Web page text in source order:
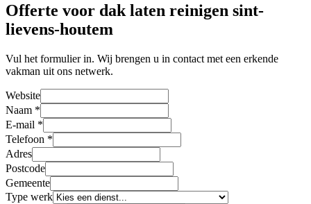
Offerte voor dak laten reinigen sint-
lievens-houtem
Vul het formulier in. Wij brengen u in contact met een erkende
vakman uit ons netwerk.
Website
Naam *
E-mail *
Telefoon *
Adres
Postcode
Gemeente
Type werk